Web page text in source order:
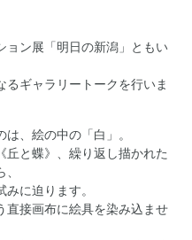
ョン展「明日の新潟」ともい
ギャラリートークを行いま
、絵の中の「白」。
丘と蝶》、繰り返し描かれた
に迫ります。
直接画布に絵具を染み込ませ